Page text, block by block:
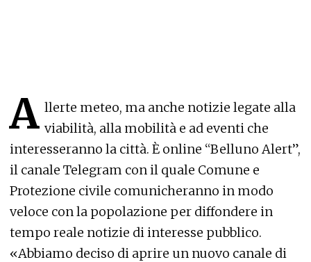
A llerte meteo, ma anche notizie legate alla
viabilità, alla mobilità e ad eventi che
interesseranno la città. È online “Belluno Alert”,
il canale Telegram con il quale Comune e
Protezione civile comunicheranno in modo
veloce con la popolazione per diffondere in
tempo reale notizie di interesse pubblico.
«Abbiamo deciso di aprire un nuovo canale di